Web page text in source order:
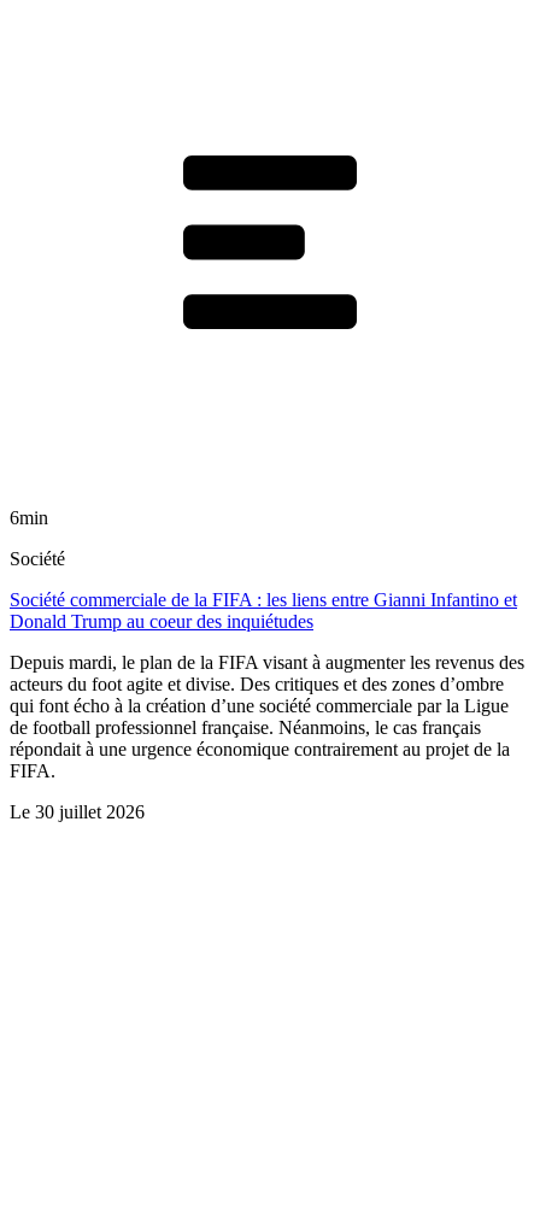
6min
Société
Société commerciale de la FIFA : les liens entre Gianni Infantino et
Donald Trump au coeur des inquiétudes
Depuis mardi, le plan de la FIFA visant à augmenter les revenus des
acteurs du foot agite et divise. Des critiques et des zones d’ombre
qui font écho à la création d’une société commerciale par la Ligue
de football professionnel française. Néanmoins, le cas français
répondait à une urgence économique contrairement au projet de la
FIFA.
Le 30 juillet 2026